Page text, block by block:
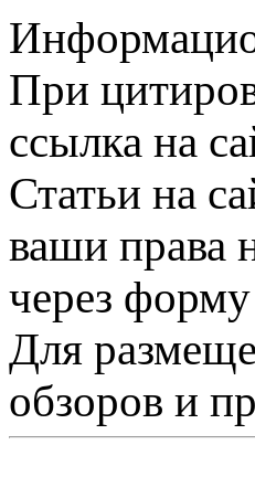
При
ссылка на
Статьи на
ваши права
через
Для
обзоров и